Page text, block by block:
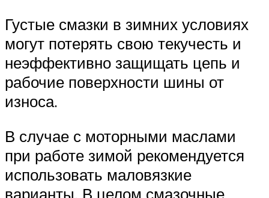
Густые смазки в зимних условиях
могут потерять свою текучесть и
неэффективно защищать цепь и
рабочие поверхности шины от
износа.
В случае с моторными маслами
при работе зимой рекомендуется
использовать маловязкие
варианты. В целом смазочные